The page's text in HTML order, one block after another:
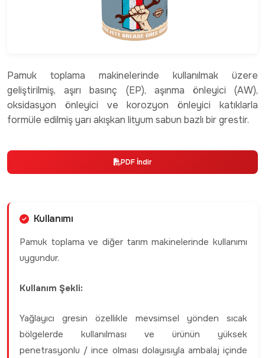
Pamuk toplama makinelerinde kullanılmak üzere
geliştirilmiş, aşırı basınç (EP), aşınma önleyici (AW),
oksidasyon önleyici ve korozyon önleyici katıklarla
formüle edilmiş yarı akışkan lityum sabun bazlı bir grestir.
PDF İndir
Kullanımı
Pamuk toplama ve diğer tarım makinelerinde kullanımı
uygundur.
Kullanım Şekli:
Yağlayıcı gresin özellikle mevsimsel yönden sıcak
bölgelerde kullanılması ve ürünün yüksek
penetrasyonlu / ince olması dolayısıyla ambalaj içinde